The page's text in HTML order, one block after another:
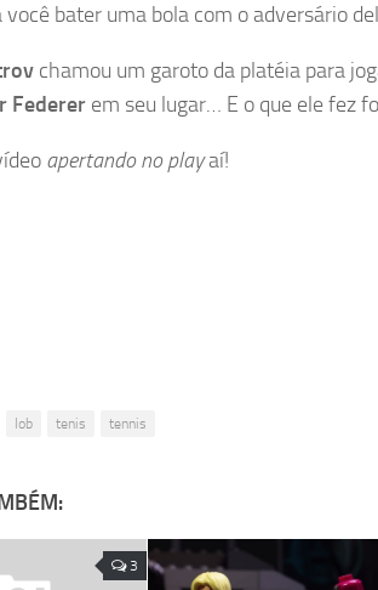
você bater uma bola com o adversário
chamou um garoto da platéia para
Federer em seu lugar… E o que ele fez
apertando no playaí!
lob tenis tennis
3